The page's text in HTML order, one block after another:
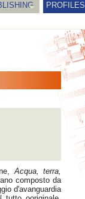
PROFILES
Acqua, terra,
composto da
d'avanguardia